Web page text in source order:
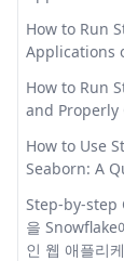
이 멋진 워크
만드는 방법
차트와 그래프
공지능이 있을
파이썬에서
에 대한 종합
파인콘 AI 해
능성 해독
알고 안심할
ChatGPT는
까요? 예, 가능
ChatGPT를
ChatGPT를 사
Prompt
드
ChatGPT를 활
하이퍼파라미
모든 것을 알
분석 엔지니어
여 및 기타
비즈니스 인텔
역할, 책임, 연
최종 가이드
초보자를 위
가이드 2023
Stunning
Matplotlib
to Solve the
Matplotlib 구
Matplotlib 스
여 데이터 시
Matplotlib로
로 저장하는
How to Plot a
Python
How to
Pandas:
How to Use
Function
How to Use
Effectively
on Callable
Functools
호출 가능한
Getting Data
REST API
Complete
How Long
Learn
Learn?
Python
📊 Seaborn
파이썬에서 커
들기
How to Run
Applications
How to Run
and
How to Use
Seaborn: A
Step-by-step
을 Snowflake
인 웹 애플리